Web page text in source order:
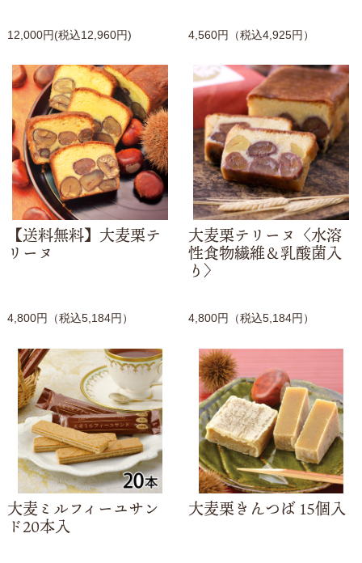
12,000円(税込12,960円) 4,560円（税込4,925円）
【送料無料】大麦栗テ
リーヌ
4,800円（税込5,184円）
大麦栗テリーヌ〈水溶
性食物繊維＆乳酸菌入
り〉
4,800円（税込5,184円）
大麦ミルフィーユサン
ド20本入
大麦栗きんつば 15個入